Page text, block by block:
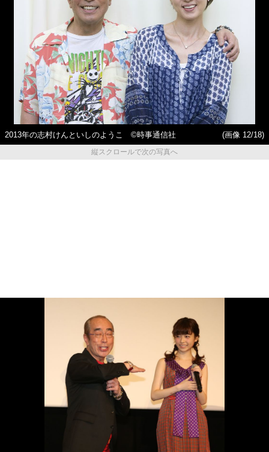
2013年の志村けんといしのようこ ©時事通信社
(画像 12/18)
縦スクロールで次の写真へ